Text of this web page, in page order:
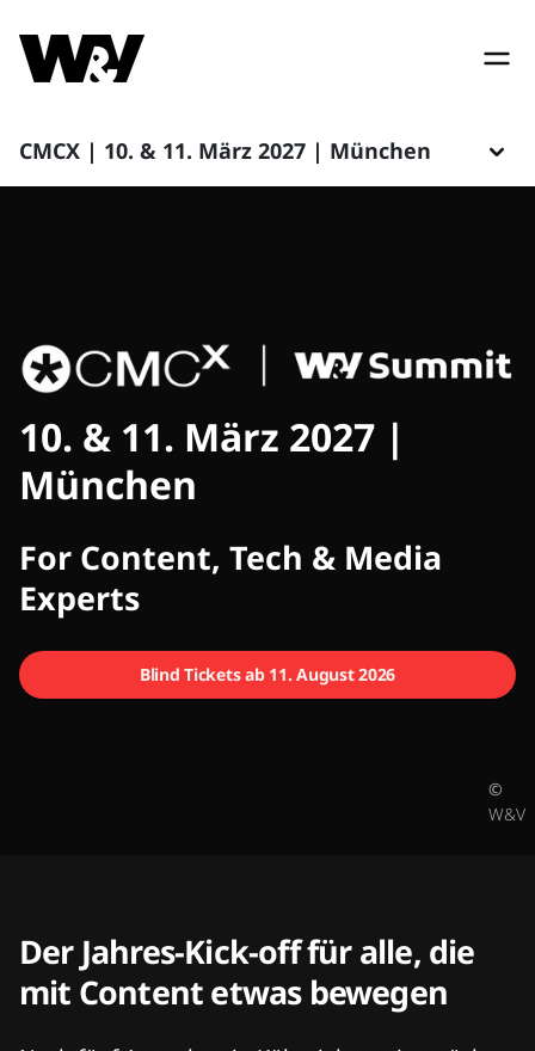
CMCX | 10. & 11. März 2027 | München
CMCX
10. & 11. März 2027 |
München
For Content, Tech & Media
Experts
Blind Tickets ab 11. August 2026
©
W&V
Der Jahres-Kick-off für alle, die
mit Content etwas bewegen